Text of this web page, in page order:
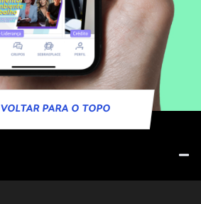
VOLTAR PARA O TOPO